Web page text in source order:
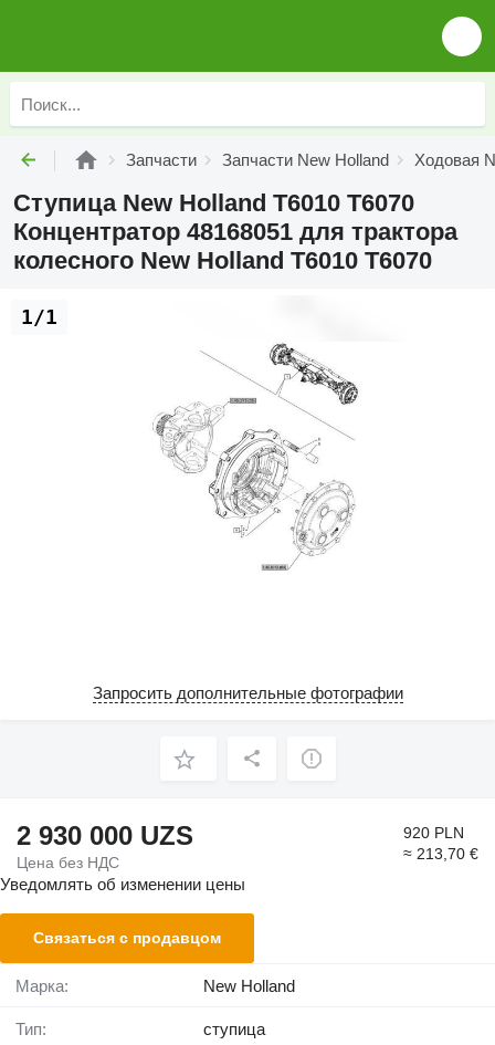
Запчасти Запчасти New Holland Ходовая
Ступица New Holland T6010 T6070
Концентратор 48168051 для трактора
колесного New Holland T6010 T6070
1/1
Запросить дополнительные фотографии
2 930 000 UZS
Цена без НДС
920 PLN
≈ 213,70 €
Уведомлять об изменении цены
Связаться с продавцом
Марка: New Holland
Тип: ступица